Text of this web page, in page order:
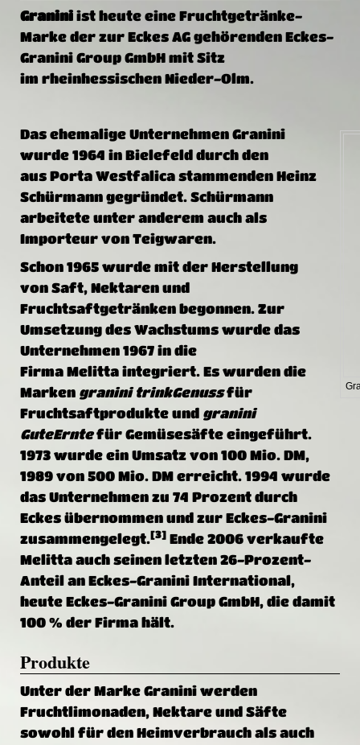
Granini ist heute eine Fruchtgetränke-
Marke der zur Eckes AG gehörenden Eckes-
Granini Group GmbH mit Sitz
im rheinhessischen Nieder-Olm.
Das ehemalige Unternehmen Granini
wurde 1964 in Bielefeld durch den
aus Porta Westfalica stammenden Heinz
Schürmann gegründet. Schürmann
arbeitete unter anderem auch als
Importeur von Teigwaren.
Schon 1965 wurde mit der Herstellung
von Saft, Nektaren und
Fruchtsaftgetränken begonnen. Zur
Umsetzung des Wachstums wurde das
Unternehmen 1967 in die
Firma Melitta integriert. Es wurden die
Marken granini trinkGenussfür
Fruchtsaftprodukte und granini
GuteErntefür Gemüsesäfte eingeführt.
1973 wurde ein Umsatz von 100 Mio. DM,
1989 von 500 Mio. DM erreicht. 1994 wurde
das Unternehmen zu 74 Prozent durch
Eckes übernommen und zur Eckes-Granini
zusammengelegt.[3] Ende 2006 verkaufte
Melitta auch seinen letzten 26-Prozent-
Anteil an Eckes-Granini International,
heute Eckes-Granini Group GmbH, die damit
100 % der Firma hält.
Produkte
Unter der Marke Granini werden
Fruchtlimonaden, Nektare und Säfte
sowohl für den Heimverbrauch als auch